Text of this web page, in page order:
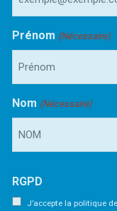
Prénom (Nécessaire)
Nom (Nécessaire)
RGPD
J’accepte la politique